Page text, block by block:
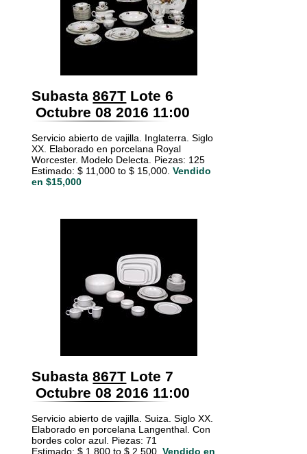
Subasta 867T Lote 6
Octubre 08 2016 11:00
Servicio abierto de vajilla. Inglaterra. Siglo
XX. Elaborado en porcelana Royal
Worcester. Modelo Delecta. Piezas: 125
Estimado: $ 11,000 to $ 15,000. Vendido
en $15,000
Subasta 867T Lote 7
Octubre 08 2016 11:00
Servicio abierto de vajilla. Suiza. Siglo XX.
Elaborado en porcelana Langenthal. Con
bordes color azul. Piezas: 71
Estimado: $ 1,800 to $ 2,500. Vendido en